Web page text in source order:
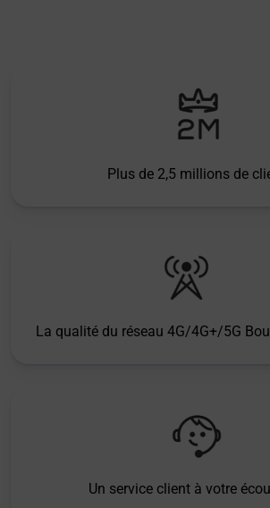
Plus de 2,5 millions de
La qualité du réseau 4G/4G+/5G
Un service client à votre